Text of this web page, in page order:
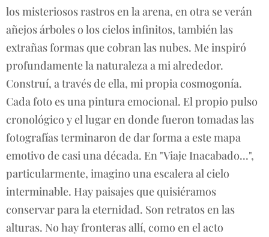
los misteriosos rastros en la arena, en otra se verán
añejos árboles o los cielos infinitos, también las
extrañas formas que cobran las nubes. Me inspiró
profundamente la naturaleza a mi alrededor.
Construí, a través de ella, mi propia cosmogonía.
Cada foto es una pintura emocional. El propio pulso
cronológico y el lugar en donde fueron tomadas las
fotografías terminaron de dar forma a este mapa
emotivo de casi una década. En "Viaje Inacabado...",
particularmente, imagino una escalera al cielo
interminable. Hay paisajes que quisiéramos
conservar para la eternidad. Son retratos en las
alturas. No hay fronteras allí, como en el acto